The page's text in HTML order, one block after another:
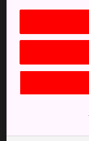
Las vistas
Cómo
Se puede llegar